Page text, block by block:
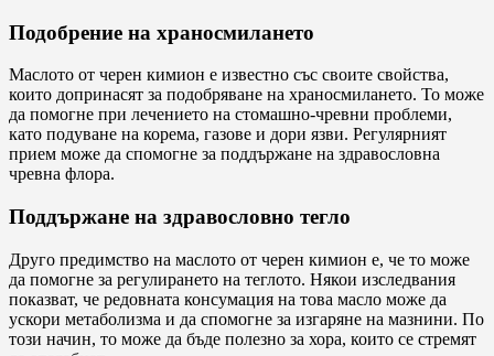
Подобрение на храносмилането
Маслото от черен кимион е известно със своите свойства,
които допринасят за подобряване на храносмилането. То може
да помогне при лечението на стомашно-чревни проблеми,
като подуване на корема, газове и дори язви. Регулярният
прием може да спомогне за поддържане на здравословна
чревна флора.
Поддържане на здравословно тегло
Друго предимство на маслото от черен кимион е, че то може
да помогне за регулирането на теглото. Някои изследвания
показват, че редовната консумация на това масло може да
ускори метаболизма и да спомогне за изгаряне на мазнини. По
този начин, то може да бъде полезно за хора, които се стремят